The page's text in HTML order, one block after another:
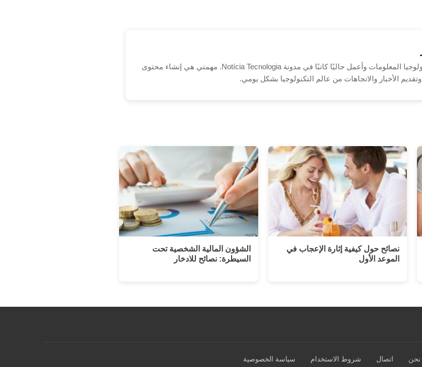
اتصال شروط الاستخدام سياسة الخصوصية